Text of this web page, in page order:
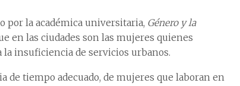
por la académica universitaria, Género y la
en las ciudades son las mujeres quienes
insuficiencia de servicios urbanos.
de tiempo adecuado, de mujeres que laboran en